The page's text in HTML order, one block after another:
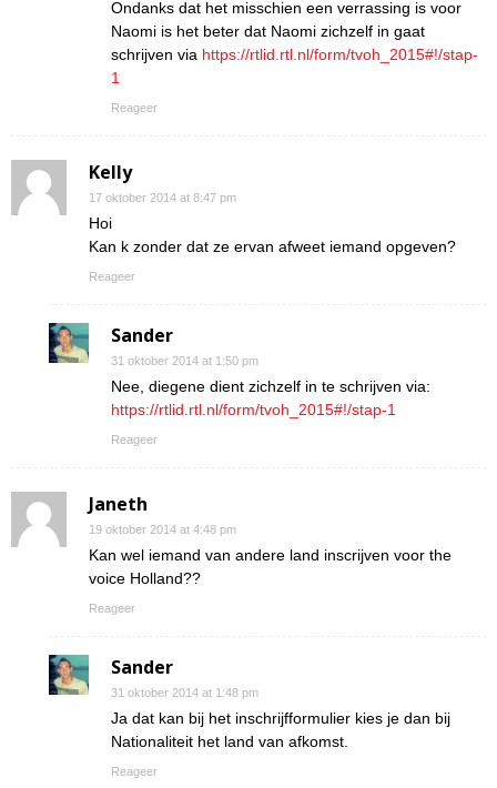
Ondanks dat het misschien een verrassing is voor
Naomi is het beter dat Naomi zichzelf in gaat
schrijven via https://rtlid.rtl.nl/form/tvoh_2015#!/stap-
1
Reageer
Kelly
17 oktober 2014 at 8:47 pm
Hoi
Kan k zonder dat ze ervan afweet iemand opgeven?
Reageer
Sander
31 oktober 2014 at 1:50 pm
Nee, diegene dient zichzelf in te schrijven via:
https://rtlid.rtl.nl/form/tvoh_2015#!/stap-1
Reageer
Janeth
19 oktober 2014 at 4:48 pm
Kan wel iemand van andere land inscrijven voor the
voice Holland??
Reageer
Sander
31 oktober 2014 at 1:48 pm
Ja dat kan bij het inschrijfformulier kies je dan bij
Nationaliteit het land van afkomst.
Reageer